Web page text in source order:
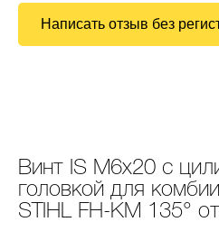
Написать отзыв без
Винт IS M6х20 с
головкой для
STIHL FH-KM 135°